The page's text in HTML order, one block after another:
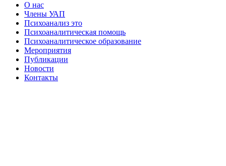
О нас
Члены УАП
Психоанализ это
Психоаналитическая помощь
Психоаналитическое образование
Мероприятия
Публикации
Новости
Контакты